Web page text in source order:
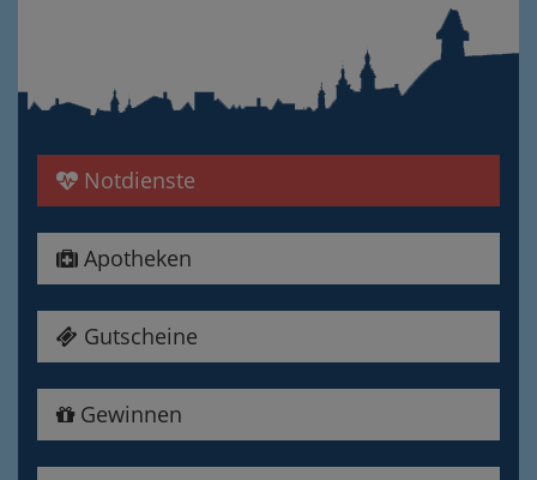
Notdienste
Apotheken
Gutscheine
Gewinnen